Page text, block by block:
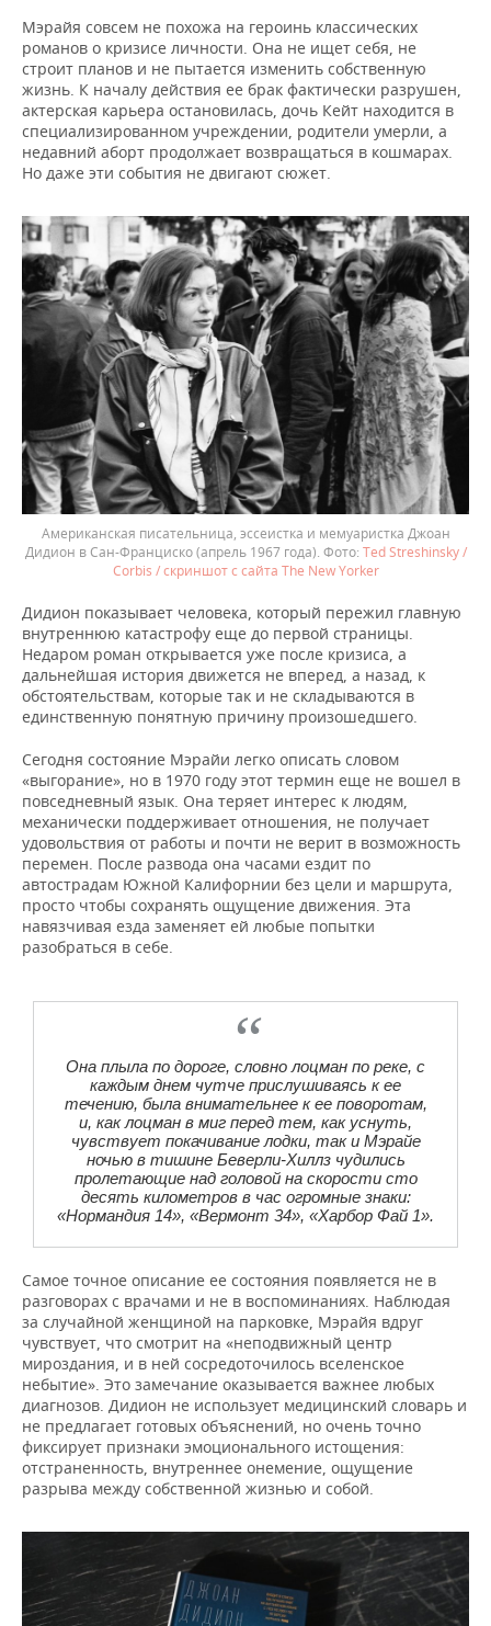
Мэрайя совсем не похожа на героинь классических
романов о кризисе личности. Она не ищет себя, не
строит планов и не пытается изменить собственную
жизнь. К началу действия ее брак фактически разрушен,
актерская карьера остановилась, дочь Кейт находится в
специализированном учреждении, родители умерли, а
недавний аборт продолжает возвращаться в кошмарах.
Но даже эти события не двигают сюжет.
Американская писательница, эссеистка и мемуаристка Джоан
Дидион в Сан-Франциско (апрель 1967 года).
Ted Streshinsky /
Corbis / скриншот с сайта The New Yorker
Дидион показывает человека, который пережил главную
внутреннюю катастрофу еще до первой страницы.
Недаром роман открывается уже после кризиса, а
дальнейшая история движется не вперед, а назад, к
обстоятельствам, которые так и не складываются в
единственную понятную причину произошедшего.
Сегодня состояние Мэрайи легко описать словом
«выгорание», но в 1970 году этот термин еще не вошел в
повседневный язык. Она теряет интерес к людям,
механически поддерживает отношения, не получает
удовольствия от работы и почти не верит в возможность
перемен. После развода она часами ездит по
автострадам Южной Калифорнии без цели и маршрута,
просто чтобы сохранять ощущение движения. Эта
навязчивая езда заменяет ей любые попытки
разобраться в себе.
Она плыла по дороге, словно лоцман по реке, с
каждым днем чутче прислушиваясь к ее
течению, была внимательнее к ее поворотам,
и, как лоцман в миг перед тем, как уснуть,
чувствует покачивание лодки, так и Мэрайе
ночью в тишине Беверли‐Хиллз чудились
пролетающие над головой на скорости сто
десять километров в час огромные знаки:
«Нормандия 14», «Вермонт 34», «Харбор Фай 1».
Самое точное описание ее состояния появляется не в
разговорах с врачами и не в воспоминаниях. Наблюдая
за случайной женщиной на парковке, Мэрайя вдруг
чувствует, что смотрит на «неподвижный центр
мироздания, и в ней сосредоточилось вселенское
небытие». Это замечание оказывается важнее любых
диагнозов. Дидион не использует медицинский словарь и
не предлагает готовых объяснений, но очень точно
фиксирует признаки эмоционального истощения:
отстраненность, внутреннее онемение, ощущение
разрыва между собственной жизнью и собой.